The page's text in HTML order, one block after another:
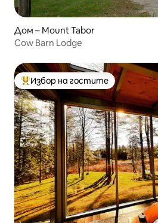
Дом – Mount Tabor
Cow Barn Lodge
Най-популярен избор на гостите
Избор на гостите